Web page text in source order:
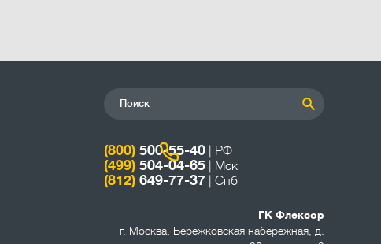
(800) 500-55-40 | РФ
(499) 504-04-65 | Мск
(812) 649-77-37 | Спб
ГК Флексор
г. Москва Бережковская набережная, д.